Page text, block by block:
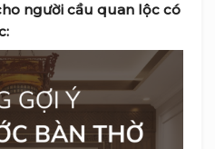
người cầu quan lộc có